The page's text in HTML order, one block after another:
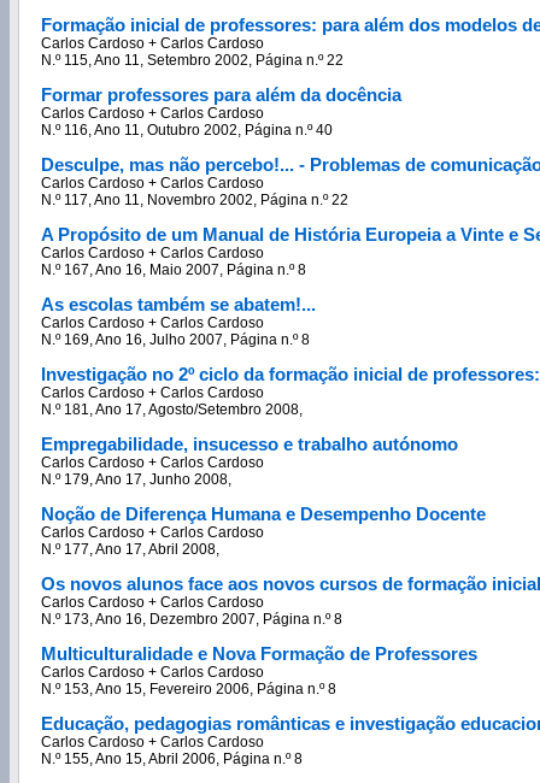
Formação inicial de professores: para além dos modelos
Carlos Cardoso + Carlos Cardoso
N.º 115, Ano 11, Setembro 2002, Página n.º 22
Formar professores para além da docência
Carlos Cardoso + Carlos Cardoso
N.º 116, Ano 11, Outubro 2002, Página n.º 40
Desculpe, mas não percebo!... - Problemas de
Carlos Cardoso + Carlos Cardoso
N.º 117, Ano 11, Novembro 2002, Página n.º 22
A Propósito de um Manual de História Europeia a Vinte e
Carlos Cardoso + Carlos Cardoso
N.º 167, Ano 16, Maio 2007, Página n.º 8
As escolas também se abatem!...
Carlos Cardoso + Carlos Cardoso
N.º 169, Ano 16, Julho 2007, Página n.º 8
Investigação no 2º ciclo da formação inicial de
Carlos Cardoso + Carlos Cardoso
N.º 181, Ano 17, Agosto/Setembro 2008,
Empregabilidade, insucesso e trabalho autónomo
Carlos Cardoso + Carlos Cardoso
N.º 179, Ano 17, Junho 2008,
Noção de Diferença Humana e Desempenho Docente
Carlos Cardoso + Carlos Cardoso
N.º 177, Ano 17, Abril 2008,
Os novos alunos face aos novos cursos de formação
Carlos Cardoso + Carlos Cardoso
N.º 173, Ano 16, Dezembro 2007, Página n.º 8
Multiculturalidade e Nova Formação de Professores
Carlos Cardoso + Carlos Cardoso
N.º 153, Ano 15, Fevereiro 2006, Página n.º 8
Educação, pedagogias românticas e investigação
Carlos Cardoso + Carlos Cardoso
N.º 155, Ano 15, Abril 2006, Página n.º 8